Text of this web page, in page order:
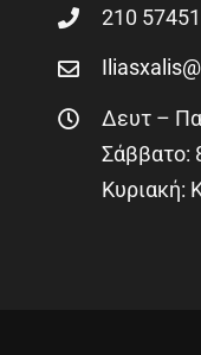
210
Δευτ –
Σάββατο:
Κυριακή: